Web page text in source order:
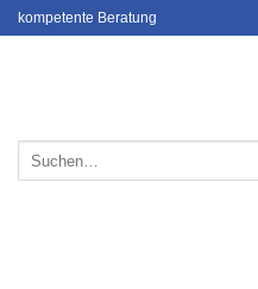
Zumkompetente Beratung